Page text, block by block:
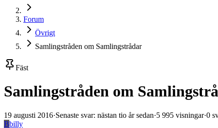
Forum
Övrigt
Samlingstråden om Samlingstrådar
Fäst
Samlingstråden om
19 augusti 2016·Senaste svar: nästan tio år sedan·5 995 visningar·0
Bbilly